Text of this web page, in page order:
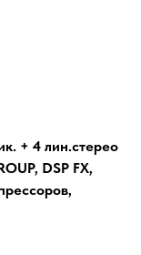
+ 4 лин.стерео
DSP FX,